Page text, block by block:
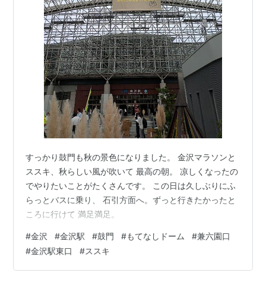
すっかり鼓門も秋の景色になりました。 金沢マラソンと
ススキ、秋らしい風が吹いて 最高の朝。 凉しくなったの
でやりたいことがたくさんです。 この日は久しぶりにふ
らっとバスに乗り、 石引方面へ。ずっと行きたかったと
ころに行けて 満足満足。
#金沢 #金沢駅 #鼓門 #もてなしドーム #兼六園口
#金沢駅東口 #ススキ